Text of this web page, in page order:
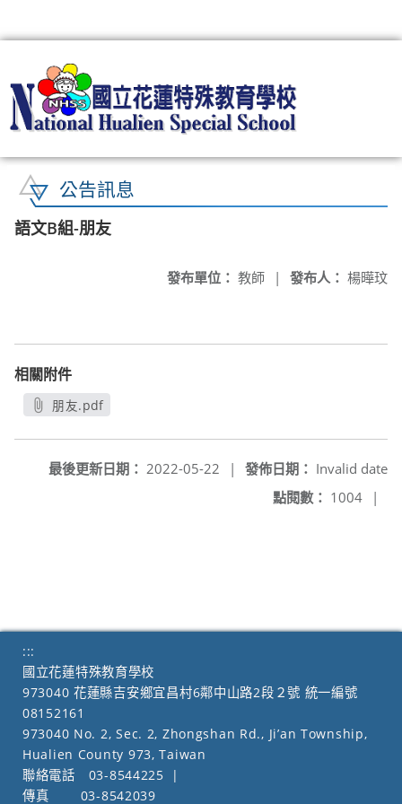
公告訊息
語文B組-朋友
發布人： 楊曄玟
發布單位： 教師 |
相關附件
朋友.pdf
發佈日期： Invalid date
最後更新日期： 2022-05-22
|
點閱數： 1004 |
:::
國立花蓮特殊教育學校
973040 花蓮縣吉安鄉宜昌村6鄰中山路2段２號 統一編號
08152161
973040 No. 2, Sec. 2, Zhongshan Rd., Ji’an Township,
Hualien County 973, Taiwan
聯絡電話
03-8544225
|
傳真
03-8542039